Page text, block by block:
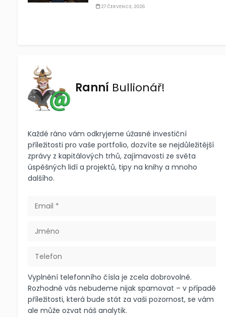
27 ČERVENCE, 2026
Ranní Bullionář!
Každé ráno vám odkryjeme úžasné investiční
příležitosti pro vaše portfolio, dozvíte se nejdůležitější
zprávy z kapitálových trhů, zajímavosti ze světa
úspěšných lidí a projektů, tipy na knihy a mnoho
dalšího.
Vyplnění telefonního čísla je zcela dobrovolné.
Rozhodně vás nebudeme nijak spamovat – v případě
příležitosti, která bude stát za vaši pozornost, se vám
ale může ozvat náš analytik.